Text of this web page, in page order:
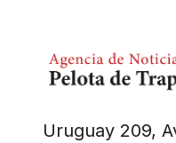
Uruguay 209,